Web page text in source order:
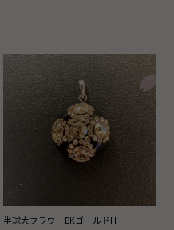
半球大フラワーBKゴールドH